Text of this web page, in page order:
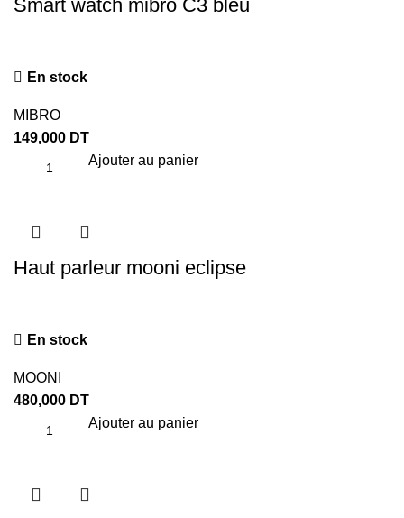
Smart watch mibro C3 bleu
En stock
MIBRO
149,000 DT
Ajouter au panier
Haut parleur mooni eclipse
En stock
MOONI
480,000 DT
Ajouter au panier